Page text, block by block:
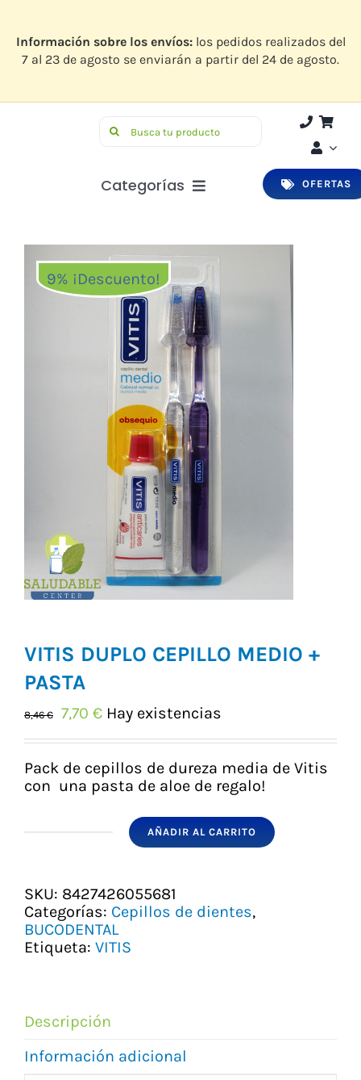
contenido
Información sobre los envíos:los pedidos realizados del
7 al 23 de agosto se enviarán a partir del 24 de agosto.
Buscar:
Categorías
Higiene y Belleza
Infantil
Vitaminas y Suplementos
OFERTAS
9% ¡Descuento!
VITIS DUPLO CEPILLO MEDIO +
PASTA
8,46€
El
original
era:
8,46 €.
7,70 €El
actual
es:
7,70 €.
Hay existencias
Pack de cepillos de dureza media de Vitis
con una pasta de aloe de regalo!
MEDIO
+
PASTA
cantidad
AÑADIR AL CARRITO
SKU: 8427426055681
Categorías: Cepillos de dientes,
BUCODENTAL
Etiqueta: VITIS
Descripción
Información adicional